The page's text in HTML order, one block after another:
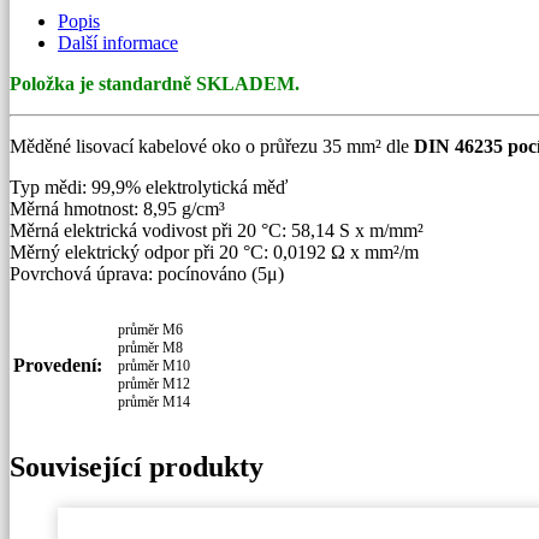
46235
množství
Popis
Další informace
Položka je standardně SKLADEM.
Měděné lisovací kabelové oko o průřezu 35 mm² dle DIN 46235
Typ mědi: 99,9% elektrolytická měď
Měrná hmotnost: 8,95 g/cm³
Měrná elektrická vodivost při 20 °C: 58,14 S x m/mm²
Měrný elektrický odpor při 20 °C: 0,0192 Ω x mm²/m
Povrchová úprava: pocínováno (5μ)
Provedení:
průměr M6
průměr M8
průměr M10
průměr M12
průměr M14
Související produkty